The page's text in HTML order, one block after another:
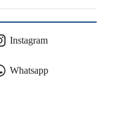
Instagram
Whatsapp